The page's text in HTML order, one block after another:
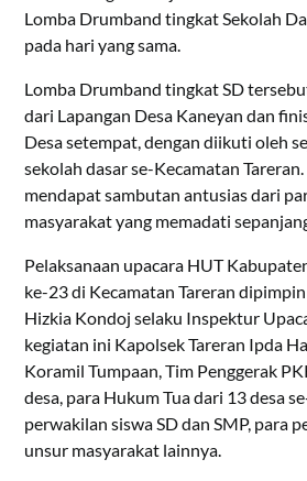
Lomba Drumband tingkat Sekolah
pada hari yang sama.
Lomba Drumband tingkat SD
dari Lapangan Desa Kaneyan dan
Desa setempat, dengan diikuti oleh
sekolah dasar se-Kecamatan
mendapat sambutan antusias dari
masyarakat yang memadati
Pelaksanaan upacara HUT
ke-23 di Kecamatan Tareran
Hizkia Kondoj selaku Inspektur
kegiatan ini Kapolsek Tareran Ipda
Koramil Tumpaan, Tim Penggerak
desa, para Hukum Tua dari 13 desa
perwakilan siswa SD dan SMP, para
unsur masyarakat lainnya.